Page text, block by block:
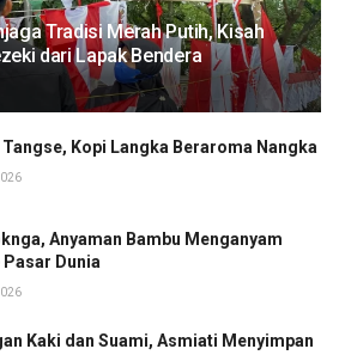
Tradisi Merah Putih, Kisah
dari Lapak Bendera
Kopi Langka Beraroma Nangka
Anyaman Bambu Menganyam
Dunia
Kaki dan Suami, Asmiati Menyimpan